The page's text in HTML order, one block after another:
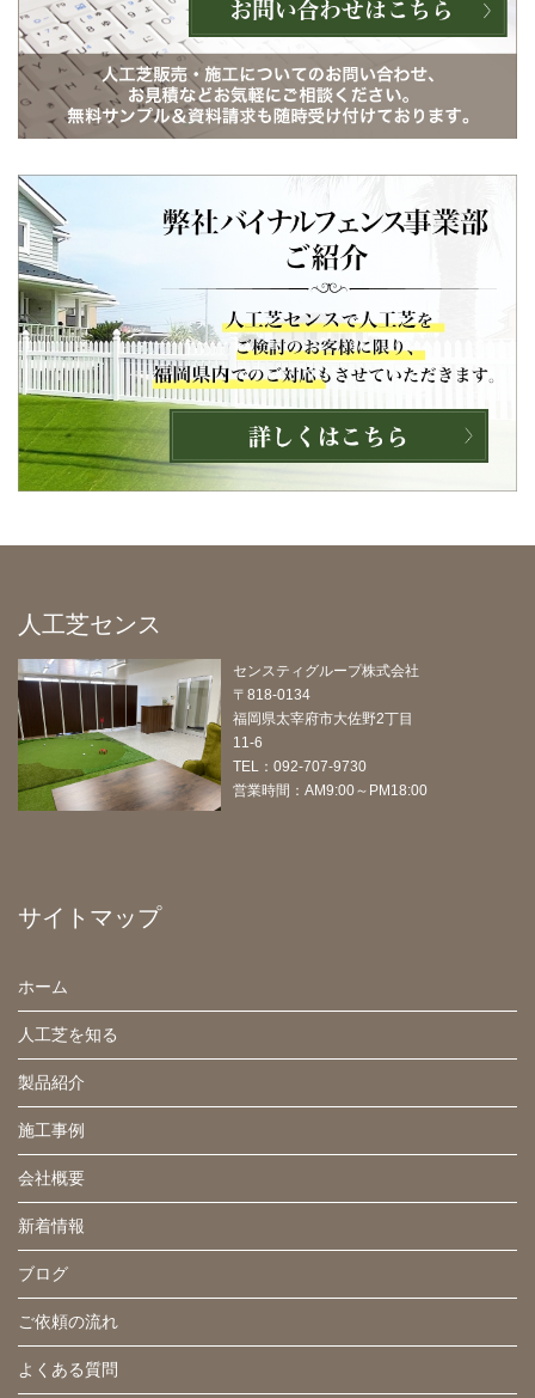
人工芝センス
センスティグループ株式会社
〒818-0134
福岡県太宰府市大佐野2丁目
11-6
TEL：092-707-9730
営業時間：AM9:00～PM18:00
サイトマップ
ホーム
人工芝を知る
製品紹介
施工事例
会社概要
新着情報
ブログ
ご依頼の流れ
よくある質問